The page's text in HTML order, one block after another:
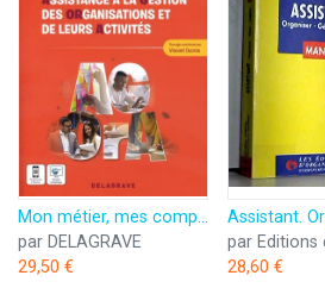
Mon métier, mes compétences - Assistance à la gestion des organisations et de leurs activités (AGOrA) Tle Bac Pro (2022) - Pochette élève
par DELAGRAVE
29,50 €
28,60 €